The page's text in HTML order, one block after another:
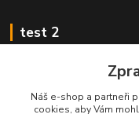
test 2
Náš e-shop a partneři
cookies, aby Vám